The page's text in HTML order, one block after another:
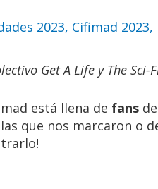
2023, Cifimad 2023,
Get A Life y The Sci-
está llena de fans
que nos marcaron o